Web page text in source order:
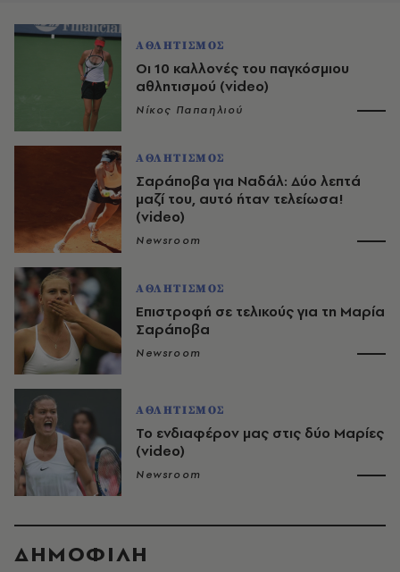
ΑΘΛΗΤΙΣΜΟΣ
Οι 10 καλλονές του παγκόσμιου
αθλητισμού (video)
Νίκος Παπαηλιού
ΑΘΛΗΤΙΣΜΟΣ
Σαράποβα για Ναδάλ: Δύο λεπτά
μαζί του, αυτό ήταν τελείωσα!
(video)
Newsroom
ΑΘΛΗΤΙΣΜΟΣ
Επιστροφή σε τελικούς για τη Μαρία
Σαράποβα
Newsroom
ΑΘΛΗΤΙΣΜΟΣ
Το ενδιαφέρον μας στις δύο Μαρίες
(video)
Newsroom
ΔΗΜΟΦΙΛΗ